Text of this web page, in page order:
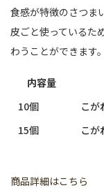
食感が特徴のさつま
皮ごと使っているた
わうことができます。
内容量
10個
こが
15個
こが
商品詳細はこちら